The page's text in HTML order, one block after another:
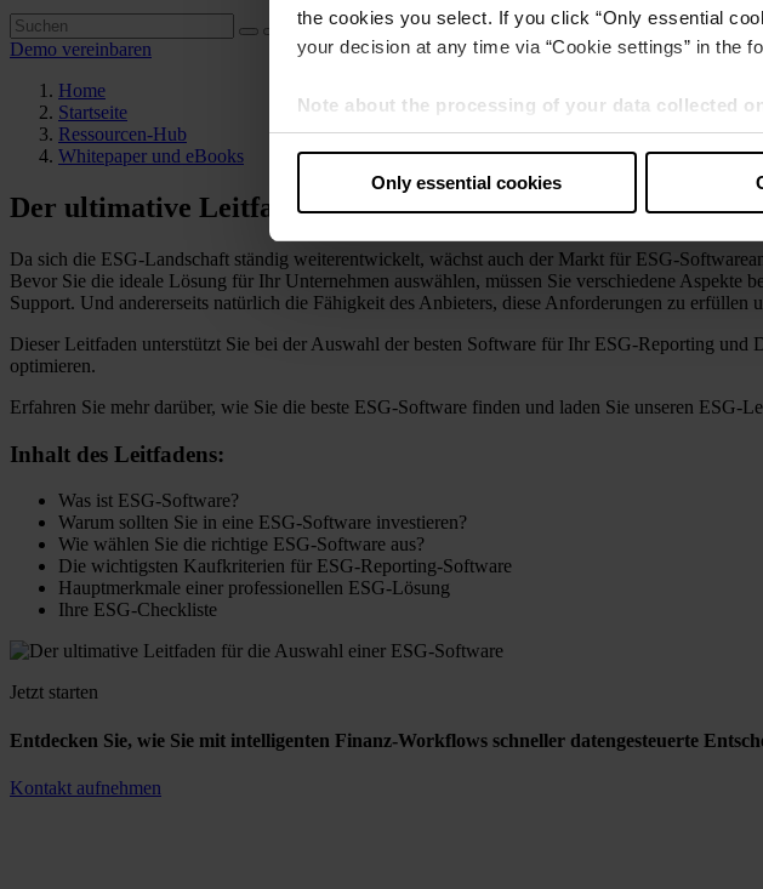
the cookies you select. If you click “Only essential
your decision at any time via “Cookie settings” in the
Note about the processing of your data collected
By clicking “Allow all cookies” you also agree that
judges the USA to be a country with a level of data
that your data may be processed by US authorities.
Only essential cookies
Demo vereinbaren
Home
Startseite
Ressourcen-Hub
Whitepaper und eBooks
Der ultimative Leitfaden für die Auswahl einer ESG-
Da sich die ESG-Landschaft ständig weiterentwickelt, wächst auch der Markt für ESG-
Bevor Sie die ideale Lösung für Ihr Unternehmen auswählen, müssen Sie verschiedene
Support. Und andererseits natürlich die Fähigkeit des Anbieters, diese Anforderungen zu
Dieser Leitfaden unterstützt Sie bei der Auswahl der besten Software für Ihr ESG-Reporting
optimieren.
Erfahren Sie mehr darüber, wie Sie die beste ESG-Software finden und laden Sie unseren ESG-
Inhalt des Leitfadens:
Was ist ESG-Software?
Warum sollten Sie in eine ESG-Software investieren?
Wie wählen Sie die richtige ESG-Software aus?
Die wichtigsten Kaufkriterien für ESG-Reporting-Software
Hauptmerkmale einer professionellen ESG-Lösung
Ihre ESG-Checkliste
Jetzt starten
Entdecken Sie, wie Sie mit intelligenten Finanz-Workflows schneller datengesteuerte
Kontakt aufnehmen